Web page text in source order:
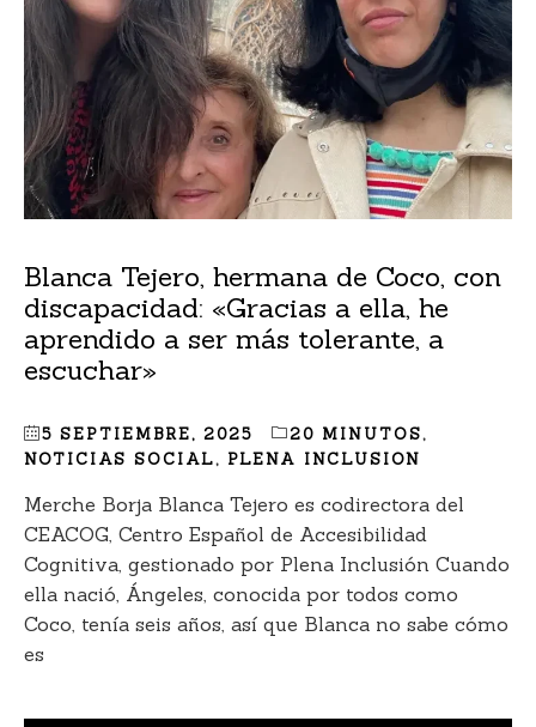
Blanca Tejero, hermana de Coco, con
discapacidad: «Gracias a ella, he
aprendido a ser más tolerante, a
escuchar»
5 SEPTIEMBRE, 2025 20 MINUTOS,
NOTICIAS SOCIAL, PLENA INCLUSION
Merche Borja Blanca Tejero es codirectora del
CEACOG, Centro Español de Accesibilidad
Cognitiva, gestionado por Plena Inclusión Cuando
ella nació, Ángeles, conocida por todos como
Coco, tenía seis años, así que Blanca no sabe cómo
es